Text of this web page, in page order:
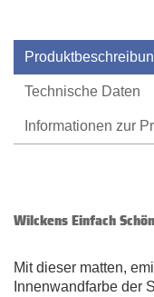
Technische Daten
Informationen zur
Wilckens Einfach
Mit dieser matten,
Innenwandfarbe der